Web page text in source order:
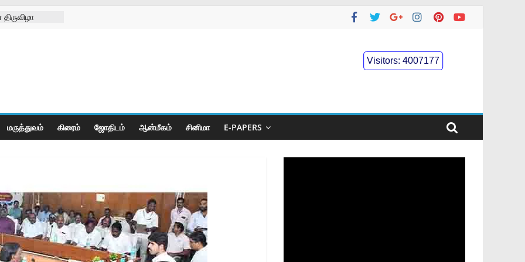
போட்டிகள்
Visitors:4007177
மருத்துவம் கிரைம் ஜோ‌திட‌ம் ஆன்மீகம் சினிமா E-PAPERS